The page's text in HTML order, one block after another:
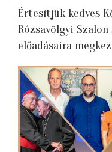
Értesítjük kedves
Rózsavölgyi
előadásaira